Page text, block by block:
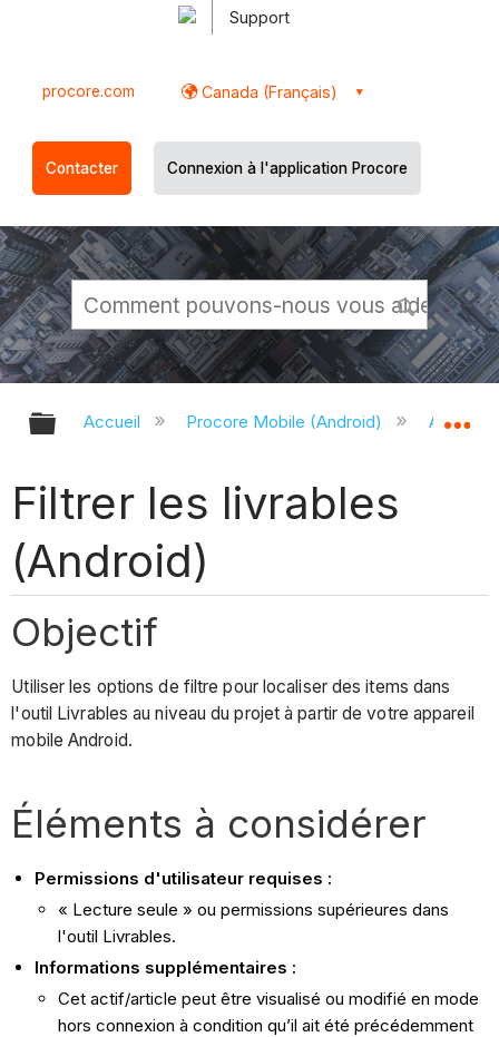
Support
procore.com Canada (Français)
Contacter Connexion à l'application Procore
Développer/réduire la hiérarchie
Accueil Procore Mobile (Android)
Filtrer les livrables
(Android)
Objectif
Utiliser les options de filtre pour localiser des items dans
l'outil Livrables au niveau du projet à partir de votre appareil
mobile Android.
Éléments à considérer
Permissions d'utilisateur requises :
« Lecture seule » ou permissions supérieures dans
l'outil Livrables.
Informations supplémentaires :
Cet actif/article peut être visualisé ou modifié en mode
hors connexion à condition qu’il ait été précédemment